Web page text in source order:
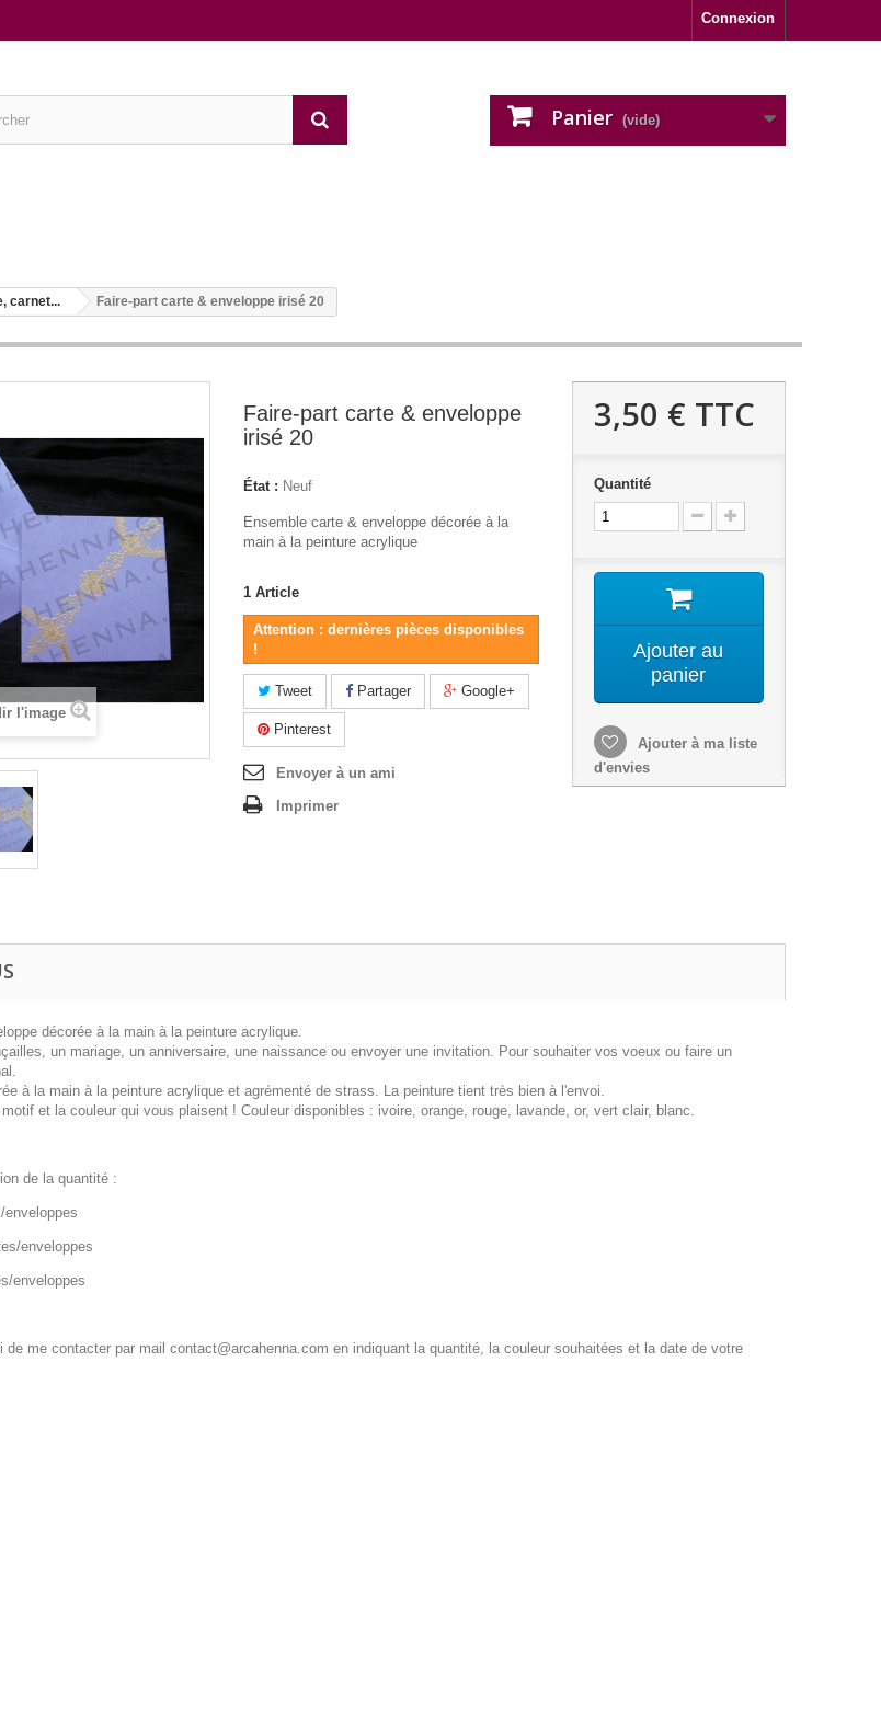
Connexion
Panier (vide)
carnet... Faire-part carte & enveloppe irisé 20
l'image
Faire-part carte & enveloppe
irisé 20
État : Neuf
Ensemble carte & enveloppe décorée à la
main à la peinture acrylique
1 Article
Attention : dernières pièces disponibles
!
Tweet Partager Google+
Pinterest
Envoyer à un ami
Imprimer
3,50 € TTC
Quantité
Ajouter au
panier
Ajouter à ma liste
d'envies
décorée à la main à la peinture acrylique.
un mariage, un anniversaire, une naissance ou envoyer une invitation. Pour souhaiter vos voeux ou faire un
à la main à la peinture acrylique et agrémenté de strass. La peinture tient très bien à l'envoi.
et la couleur qui vous plaisent ! Couleur disponibles : ivoire, orange, rouge, lavande, or, vert clair, blanc.
de la quantité :
enveloppes
enveloppes
enveloppes
de me contacter par mail contact@arcahenna.com en indiquant la quantité, la couleur souhaitées et la date de votre